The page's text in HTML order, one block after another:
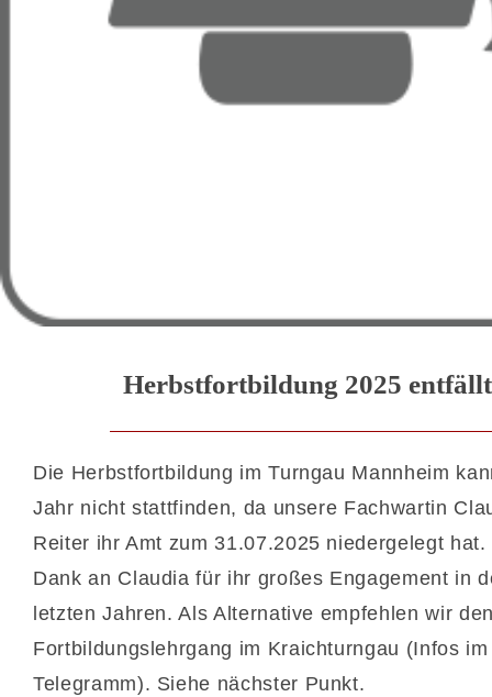
Herbstfortbildung 2025 entfällt
Die Herbstfortbildung im Turngau Mannheim
Jahr nicht stattfinden, da unsere Fachwartin
Reiter ihr Amt zum 31.07.2025 niedergelegt hat.
Dank an Claudia für ihr großes Engagement in
letzten Jahren. Als Alternative empfehlen wir
Fortbildungslehrgang im Kraichturngau (Infos
Telegramm). Siehe nächster Punkt.